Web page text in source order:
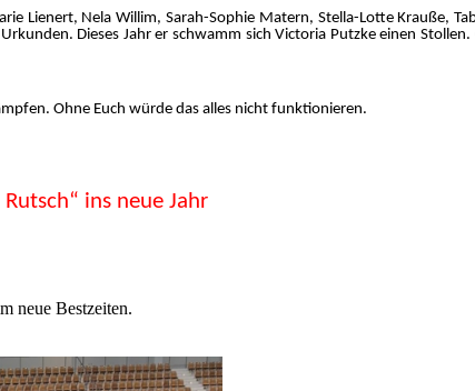
Lienert, Nela Willim, Sarah-Sophie Matern, Stella-Lotte Krauße,
Dieses Jahr er schwamm sich Victoria Putzke einen Stollen.
Ohne Euch würde das alles nicht funktionieren.
ins neue Jahr
neue Bestzeiten.